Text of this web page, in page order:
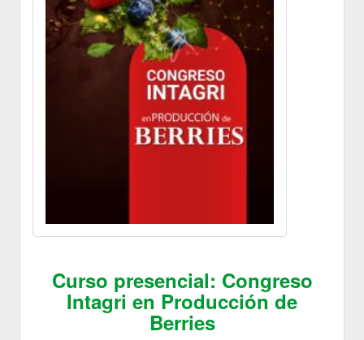
Curso presencial: Congreso
Intagri en Producción de
Berries